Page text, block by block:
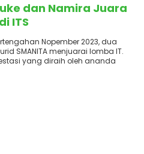
dan Namira Juara
ITS
Nopember 2023, dua
SMANITA menjuarai lomba IT.
yang diraih oleh ananda